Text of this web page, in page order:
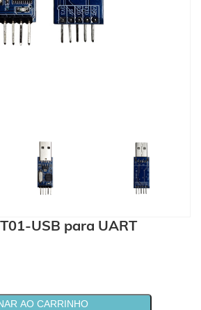
USB para UART
AO CARRINHO